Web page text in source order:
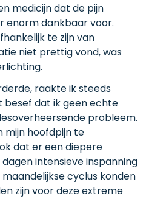
medicijn dat de pijn
enorm dankbaar voor.
te zijn van
niet prettig vond, was
raakte ik steeds
dat ik geen echte
probleem.
mijn hoofdpijn te
dat er een diepere
intensieve inspanning
cyclus konden
zijn voor deze extreme